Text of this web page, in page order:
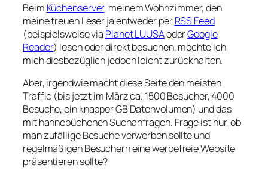
Beim Küchenserver, meinem Wohnzimmer, den
meine treuen Leser ja entweder perRSS Feed
(beispielsweise via Planet LUUSAoderGoogle
Reader) lesen oder direkt besuchen, möchte ich
mich diesbezüglich jedoch leicht zurückhalten.
Aber, irgendwie macht diese Seite den meisten
Traffic (bis jetzt im März ca. 1500 Besucher, 4000
Besuche, ein knapper GB Datenvolumen) und das
mit hahnebüchenen Suchanfragen. Frage ist nur, ob
man zufällige Besuche verwerben sollte und
regelmäßigen Besuchern eine werbefreie Website
präsentieren sollte?